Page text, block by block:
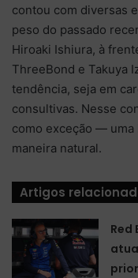
contou com diversas
peso do passado
Hiroaki Ishiura, à
ThreeBond e Takuya
tendência, seja em
consultivas. Nesse
como exceção — uma
maneira natural.
Artigos
Red